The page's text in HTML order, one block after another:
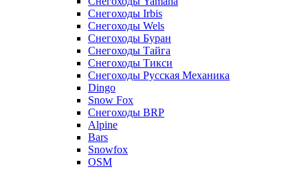
Снегоходы Irbis
Снегоходы Wels
Снегоходы Буран
Снегоходы Тайга
Снегоходы Тикси
Снегоходы Русская Механика
Dingo
Snow Fox
Снегоходы BRP
Alpine
Bars
Snowfox
OSM